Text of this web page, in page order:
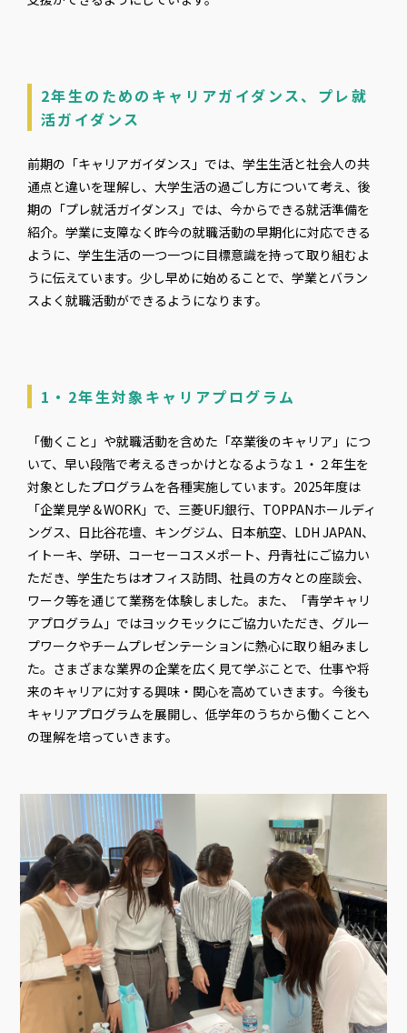
2年生のためのキャリアガイダンス、プレ就
活ガイダンス
前期の「キャリアガイダンス」では、学生生活と社会人の共
通点と違いを理解し、大学生活の過ごし方について考え、後
期の「プレ就活ガイダンス」では、今からできる就活準備を
紹介。学業に支障なく昨今の就職活動の早期化に対応できる
ように、学生生活の一つ一つに目標意識を持って取り組むよ
うに伝えています。少し早めに始めることで、学業とバラン
スよく就職活動ができるようになります。
1・2年生対象キャリアプログラム
「働くこと」や就職活動を含めた「卒業後のキャリア」につ
いて、早い段階で考えるきっかけとなるような１・２年生を
対象としたプログラムを各種実施しています。2025年度は
「企業見学＆WORK」で、三菱UFJ銀行、TOPPANホールディ
ングス、日比谷花壇、キングジム、日本航空、LDH JAPAN、
イトーキ、学研、コーセーコスメポート、丹青社にご協力い
ただき、学生たちはオフィス訪問、社員の方々との座談会、
ワーク等を通じて業務を体験しました。また、「青学キャリ
アプログラム」ではヨックモックにご協力いただき、グルー
プワークやチームプレゼンテーションに熱心に取り組みまし
た。さまざまな業界の企業を広く見て学ぶことで、仕事や将
来のキャリアに対する興味・関心を高めていきます。今後も
キャリアプログラムを展開し、低学年のうちから働くことへ
の理解を培っていきます。